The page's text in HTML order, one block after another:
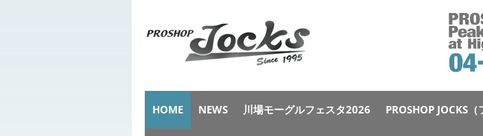
HOME NEWS 川場モーグルフェスタ2026 PROSHOP JOCKS